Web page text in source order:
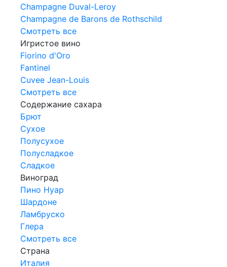
Champagne Duval-Leroy
Champagne de Barons de Rothschild
Смотреть все
Игристое вино
Fiorino d'Oro
Fantinel
Cuvee Jean-Louis
Смотреть все
Содержание сахара
Брют
Сухое
Полусухое
Полусладкое
Сладкое
Виноград
Пино Нуар
Шардоне
Ламбруско
Глера
Смотреть все
Страна
Италия